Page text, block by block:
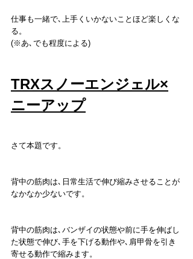
仕事も一緒で､上手くいかないことほど楽しくな
る。
(※あ､でも程度による)
TRXスノーエンジェル×
ニーアップ
さて本題です。
背中の筋肉は､日常生活で伸び縮みさせることが
なかなか少ないです。
背中の筋肉は､バンザイの状態や前に手を伸ばし
た状態で伸び､手を下げる動作や､肩甲骨を引き
寄せる動作で縮みます。